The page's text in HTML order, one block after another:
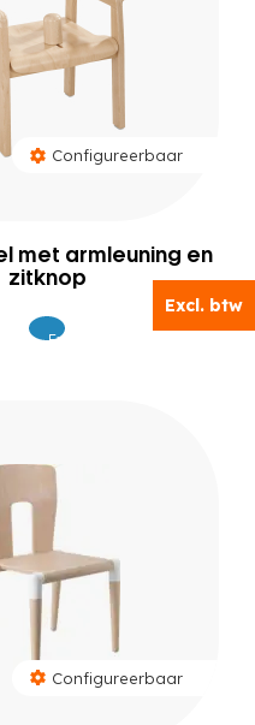
Excl. btw
Excl. btw
Configureerbaar
met armleuning en
zitknop
215
Excl.
Configureerbaar